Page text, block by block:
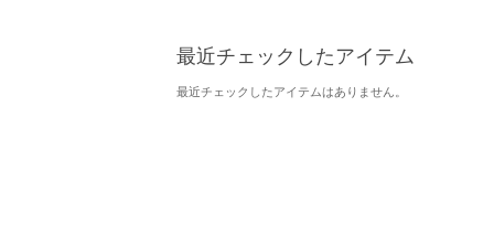
最近チェックしたアイテム
最近チェックしたアイテムはありません。